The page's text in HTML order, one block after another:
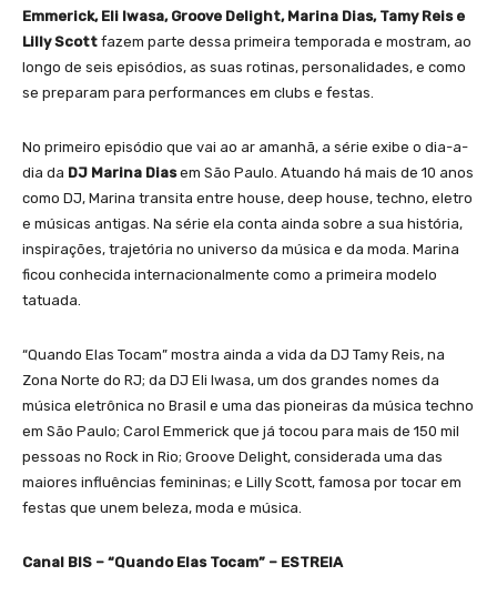
Emmerick, Eli Iwasa, Groove Delight, Marina Dias, Tamy Reis e
Lilly Scott fazem parte dessa primeira temporada e mostram, ao
longo de seis episódios, as suas rotinas, personalidades, e como
se preparam para performances em clubs e festas.
No primeiro episódio que vai ao ar amanhã, a série exibe o dia-a-
dia da DJ Marina Diasem São Paulo. Atuando há mais de 10 anos
como DJ, Marina transita entre house, deep house, techno, eletro
e músicas antigas. Na série ela conta ainda sobre a sua história,
inspirações, trajetória no universo da música e da moda. Marina
ficou conhecida internacionalmente como a primeira modelo
tatuada.
“Quando Elas Tocam” mostra ainda a vida da DJ Tamy Reis, na
Zona Norte do RJ; da DJ Eli Iwasa, um dos grandes nomes da
música eletrônica no Brasil e uma das pioneiras da música techno
em São Paulo; Carol Emmerick que já tocou para mais de 150 mil
pessoas no Rock in Rio; Groove Delight, considerada uma das
maiores influências femininas; e Lilly Scott, famosa por tocar em
festas que unem beleza, moda e música.
Canal BIS – “Quando Elas Tocam” – ESTREIA